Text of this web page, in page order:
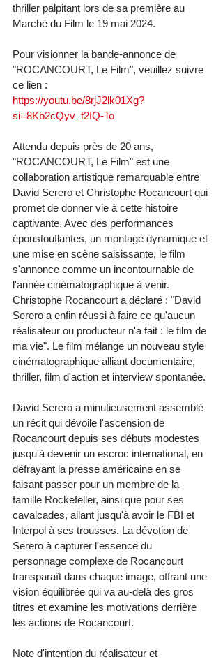
thriller palpitant lors de sa première au
Marché du Film le 19 mai 2024.
Pour visionner la bande-annonce de
"ROCANCOURT, Le Film", veuillez suivre
ce lien :
https://youtu.be/8rjJ2lk01Xg?
si=8Kb2cQyv_t2IQ-To
Attendu depuis près de 20 ans,
"ROCANCOURT, Le Film" est une
collaboration artistique remarquable entre
David Serero et Christophe Rocancourt qui
promet de donner vie à cette histoire
captivante. Avec des performances
époustouflantes, un montage dynamique et
une mise en scène saisissante, le film
s'annonce comme un incontournable de
l'année cinématographique à venir.
Christophe Rocancourt a déclaré : "David
Serero a enfin réussi à faire ce qu'aucun
réalisateur ou producteur n'a fait : le film de
ma vie". Le film mélange un nouveau style
cinématographique alliant documentaire,
thriller, film d'action et interview spontanée.
David Serero a minutieusement assemblé
un récit qui dévoile l'ascension de
Rocancourt depuis ses débuts modestes
jusqu'à devenir un escroc international, en
défrayant la presse américaine en se
faisant passer pour un membre de la
famille Rockefeller, ainsi que pour ses
cavalcades, allant jusqu'à avoir le FBI et
Interpol à ses trousses. La dévotion de
Serero à capturer l'essence du
personnage complexe de Rocancourt
transparaît dans chaque image, offrant une
vision équilibrée qui va au-delà des gros
titres et examine les motivations derrière
les actions de Rocancourt.
Note d'intention du réalisateur et